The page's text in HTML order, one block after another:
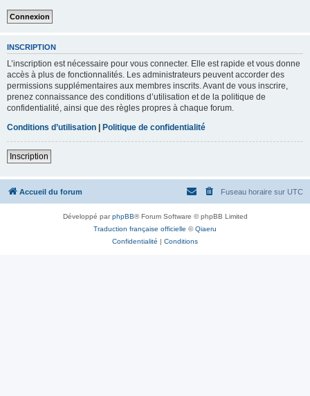
INSCRIPTION
L’inscription est nécessaire pour vous connecter. Elle est rapide et vous donne
accès à plus de fonctionnalités. Les administrateurs peuvent accorder des
permissions supplémentaires aux membres inscrits. Avant de vous inscrire,
prenez connaissance des conditions d’utilisation et de la politique de
confidentialité, ainsi que des règles propres à chaque forum.
Conditions d’utilisation | Politique de confidentialité
Inscription
Accueil du forum Fuseau horaire sur UTC
Développé parphpBB® Forum Software © phpBB Limited
Traduction française officielle ©Qiaeru
Confidentialité | Conditions